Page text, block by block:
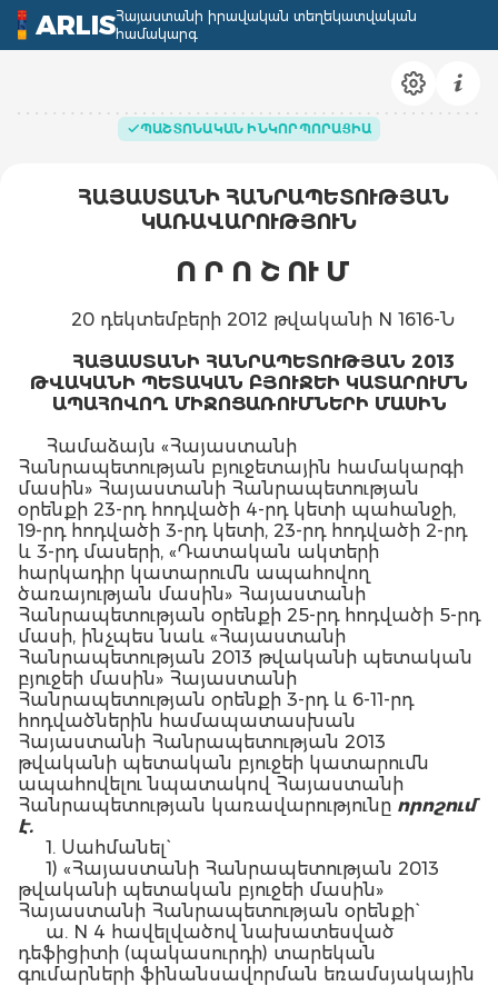
ARLISՀայաստանի իրավական տեղեկատվական
համակարգ
ՊԱՇՏՈՆԱԿԱՆ ԻՆԿՈՐՊՈՐԱՑԻԱ
ՀԱՅԱՍՏԱՆԻ ՀԱՆՐԱՊԵՏՈՒԹՅԱՆ
ԿԱՌԱՎԱՐՈՒԹՅՈՒՆ
Ո Ր Ո Շ ՈՒ Մ
20 դեկտեմբերի 2012 թվականի N 1616-Ն
ՀԱՅԱՍՏԱՆԻ ՀԱՆՐԱՊԵՏՈՒԹՅԱՆ 2013
ԹՎԱԿԱՆԻ ՊԵՏԱԿԱՆ ԲՅՈՒՋԵԻ ԿԱՏԱՐՈՒՄՆ
ԱՊԱՀՈՎՈՂ ՄԻՋՈՑԱՌՈՒՄՆԵՐԻ ՄԱՍԻՆ
Համաձայն «Հայաստանի
Հանրապետության բյուջետային համակարգի
մասին» Հայաստանի Հանրապետության
օրենքի 23-րդ հոդվածի 4-րդ կետի պահանջի,
19-րդ հոդվածի 3-րդ կետի, 23-րդ հոդվածի 2-րդ
և 3-րդ մասերի, «Դատական ակտերի
հարկադիր կատարումն ապահովող
ծառայության մասին» Հայաստանի
Հանրապետության օրենքի 25-րդ հոդվածի 5-րդ
մասի, ինչպես նաև «Հայաստանի
Հանրապետության 2013 թվականի պետական
բյուջեի մասին» Հայաստանի
Հանրապետության օրենքի 3-րդ և 6-11-րդ
հոդվածներին համապատասխան
Հայաստանի Հանրապետության 2013
թվականի պետական բյուջեի կատարումն
ապահովելու նպատակով Հայաստանի
Հանրապետության կառավարությունը որոշում
է.
1. Սահմանել`
1) «Հայաստանի Հանրապետության 2013
թվականի պետական բյուջեի մասին»
Հայաստանի Հանրապետության օրենքի`
ա. N 4 հավելվածով նախատեսված
դեֆիցիտի (պակասուրդի) տարեկան
գումարների ֆինանսավորման եռամսյակային